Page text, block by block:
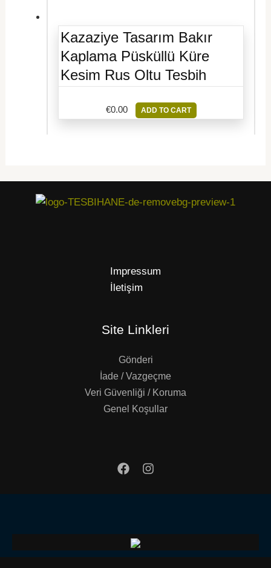
Kazaziye Tasarım Bakır
Kaplama Püsküllü Küre
Kesim Rus Oltu Tesbih
€0.00 ADD TO CART
Impressum
İletişim
Site Linkleri
Gönderi
İade / Vazgeçme
Veri Güvenliği / Koruma
Genel Koşullar